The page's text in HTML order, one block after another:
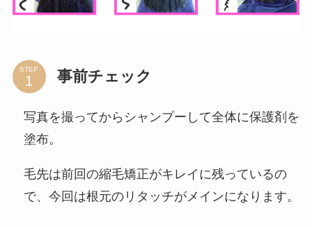
STEP 事前チェック
写真を撮ってからシャンプーして全体に保護剤を
塗布。
毛先は前回の縮毛矯正がキレイに残っているの
で、今回は根元のリタッチがメインになります。